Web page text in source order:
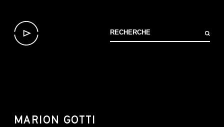
MARION GOTTI